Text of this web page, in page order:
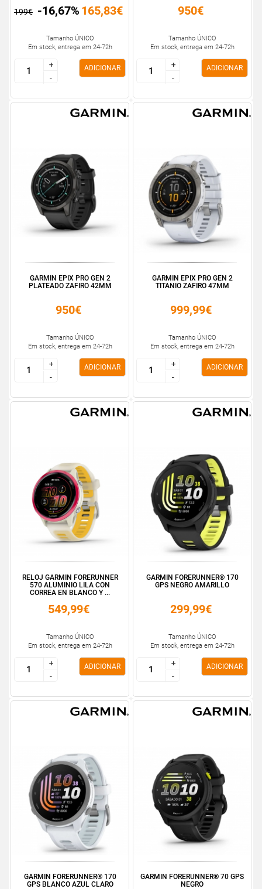
199€ -16,67% 165,83€
Tamanho ÚNICO
Em stock, entrega em 24-72h
+
-
+
-
ADICIONAR
950€
Tamanho ÚNICO
Em stock, entrega em 24-72h
+
-
+
-
ADICIONAR
GARMIN EPIX PRO GEN 2
PLATEADO ZAFIRO 42MM
950€
Tamanho ÚNICO
Em stock, entrega em 24-72h
+
-
+
-
ADICIONAR
GARMIN EPIX PRO GEN 2
TITANIO ZAFIRO 47MM
999,99€
Tamanho ÚNICO
Em stock, entrega em 24-72h
+
-
+
-
ADICIONAR
RELOJ GARMIN FORERUNNER
570 ALUMINIO LILA CON
CORREA EN BLANCO Y ...
549,99€
Tamanho ÚNICO
Em stock, entrega em 24-72h
+
-
+
-
ADICIONAR
GARMIN FORERUNNER® 170
GPS NEGRO AMARILLO
299,99€
Tamanho ÚNICO
Em stock, entrega em 24-72h
+
-
+
-
ADICIONAR
GARMIN FORERUNNER® 170
GPS BLANCO AZUL CLARO
GARMIN FORERUNNER® 70 GPS
NEGRO